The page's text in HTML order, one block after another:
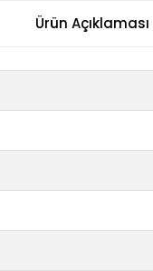
Ürün Açıklaması